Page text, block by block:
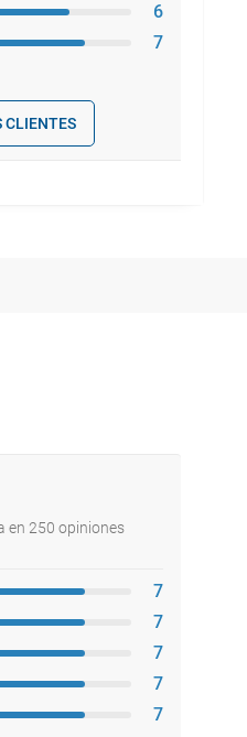
6
7
CLIENTES
en 250 opiniones
7
7
7
7
7